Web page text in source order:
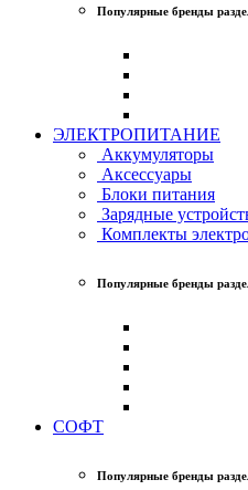
Популярные бренды
ЭЛЕКТРОПИТАНИЕ
Аккумуляторы
Аксессуары
Блоки питания
Зарядные
Комплекты
Популярные бренды
СОФТ
Популярные бренды